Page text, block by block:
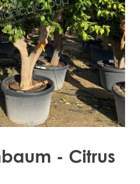
- Citrus